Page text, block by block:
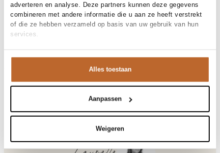
adverteren en analyse. Deze partners kunnen deze gegevens
combineren met andere informatie die u aan ze heeft verstrekt
of die ze hebben verzameld op basis van uw gebruik van hun
services.
Alles toestaan
Aanpassen
Weigeren
Fabric
Fabric: 63% cotton, 37%
polyester.
Materiaal
Katoen
Reiniging
Maat en pasvorm
Maatadvies
BW262940
Variantnummer
00037030
STRIPE A
Driekwart mouw
Anglet, katoenmix gestreepte trui
Bij Orangebag ontvang je gratis verzending vanaf €99. Alle
bestellingen worden verzonden met een track & trace-code,
uur op werkdagen? Dan wordt je pakket vandaag nog
Vragen of hulp nodig?
Shop the look